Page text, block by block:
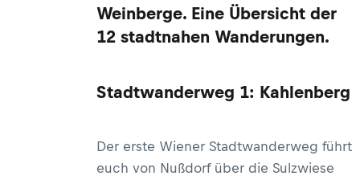
Weinberge. Eine Übersicht der
12 stadtnahen Wanderungen.
Stadtwanderweg 1: Kahlenberg
Der erste Wiener Stadtwanderweg führt
euch von Nußdorf über die Sulzwiese